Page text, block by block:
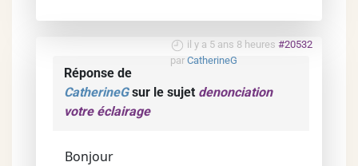
il y a 5 ans 8 heures #20532
par CatherineG
Réponse de
CatherineGsur le sujet denonciation
votre éclairage
Bonjour